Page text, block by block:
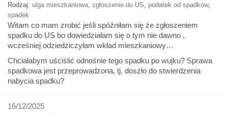
Rodzaj: ulga mieszkaniowa zgłoszenie do US podatek od spadków,
spadek
Witam co mam zrobić jeśli spóźniłam się że zgłoszeniem
spadku do US bo dowiedziałam się o tym nie dawno ,
wcześniej odziedziczyłam wkład mieszkaniowy…
Chciałabym uściślić odnośnie tego spadku po wujku? Sprawa
spadkowa jest przeprowadzona, tj. doszło do stwierdzenia
nabycia spadku?
16/12/2025